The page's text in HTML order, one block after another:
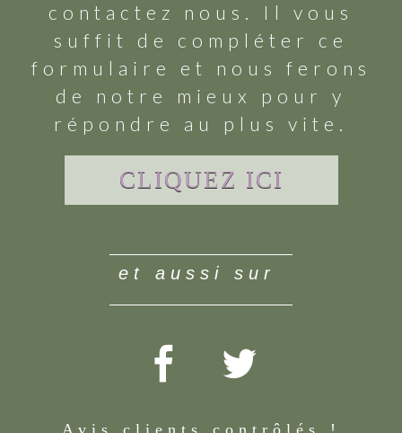
contactez nous. Il vous
suffit de compléter ce
formulaire et nous ferons
de notre mieux pour y
répondre au plus vite.
CLIQUEZ ICI
et aussi sur
Avis clients contrôlés !